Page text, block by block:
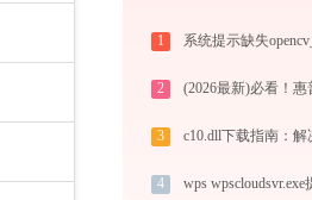
1
2
3
4